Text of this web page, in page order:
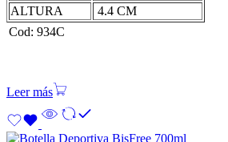
ALTURA
4.4 CM
Cod: 934C
Leer más